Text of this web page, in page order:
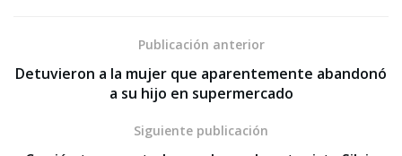
Publicación anterior
Detuvieron a la mujer que aparentemente abandonó
a su hijo en supermercado
Siguiente publicación